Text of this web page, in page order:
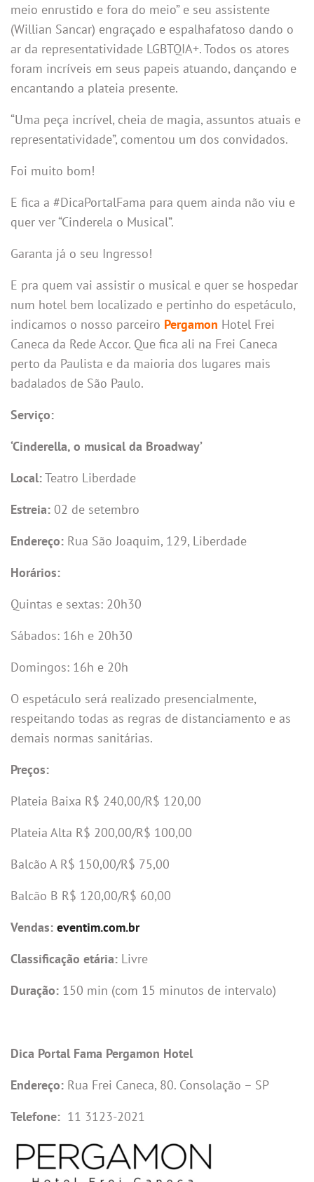
meio enrustido e fora do meio” e seu assistente
(Willian Sancar) engraçado e espalhafatoso dando o
ar da representatividade LGBTQIA+. Todos os atores
foram incríveis em seus papeis atuando, dançando e
encantando a plateia presente.
“Uma peça incrível, cheia de magia, assuntos atuais e
representatividade”, comentou um dos convidados.
Foi muito bom!
E fica a #DicaPortalFama para quem ainda não viu e
quer ver “Cinderela o Musical”.
Garanta já o seu Ingresso!
E pra quem vai assistir o musical e quer se hospedar
num hotel bem localizado e pertinho do espetáculo,
indicamos o nosso parceiro Pergamon Hotel Frei
Caneca da Rede Accor. Que fica ali na Frei Caneca
perto da Paulista e da maioria dos lugares mais
badalados de São Paulo.
Serviço:
‘Cinderella, o musical da Broadway’
Local:Teatro Liberdade
Estreia: 02 de setembro
Endereço: Rua São Joaquim, 129, Liberdade
Horários:
Quintas e sextas: 20h30
Sábados: 16h e 20h30
Domingos: 16h e 20h
O espetáculo será realizado presencialmente,
respeitando todas as regras de distanciamento e as
demais normas sanitárias.
Preços:
Plateia Baixa R$ 240,00/R$ 120,00
Plateia Alta R$ 200,00/R$ 100,00
Balcão A R$ 150,00/R$ 75,00
Balcão B R$ 120,00/R$ 60,00
Vendas: eventim.com.br
Classificação etária: Livre
Duração: 150 min (com 15 minutos de intervalo)
Dica Portal Fama Pergamon Hotel
Endereço: Rua Frei Caneca, 80. Consolação – SP
Telefone: 11 3123-2021